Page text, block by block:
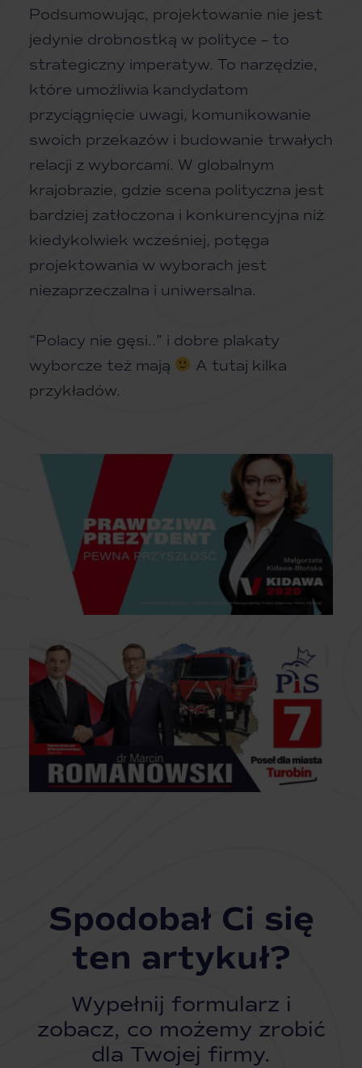
Podsumowując, projektowanie nie jest
jedynie drobnostką w polityce – to
strategiczny imperatyw. To narzędzie,
które umożliwia kandydatom
przyciągnięcie uwagi, komunikowanie
swoich przekazów i budowanie trwałych
relacji z wyborcami. W globalnym
krajobrazie, gdzie scena polityczna jest
bardziej zatłoczona i konkurencyjna niż
kiedykolwiek wcześniej, potęga
projektowania w wyborach jest
niezaprzeczalna i uniwersalna.
“Polacy nie gęsi..” i dobre plakaty
wyborcze też mają
A tutaj kilka
przykładów.
Spodobał Ci się
ten artykuł?
Wypełnij formularz i
zobacz, co możemy zrobić
dla Twojej firmy.